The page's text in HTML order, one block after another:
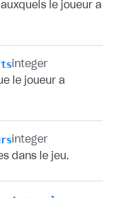
le joueur a
integer
le joueur a
integer
dans le jeu.